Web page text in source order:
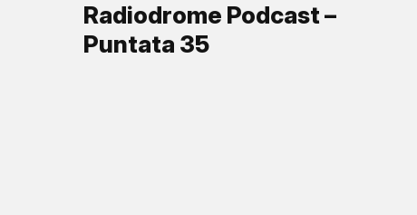
Radiodrome Podcast –
Puntata 35